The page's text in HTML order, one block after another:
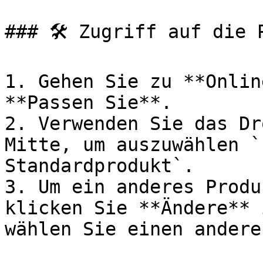
### 🛠️ Zugriff auf die
1. Gehen Sie zu
**Passen Sie**.
2. Verwenden Sie das
Mitte, um auszuwählen
Standardprodukt`.
3. Um ein anderes
klicken Sie **Ändere**
wählen Sie einen